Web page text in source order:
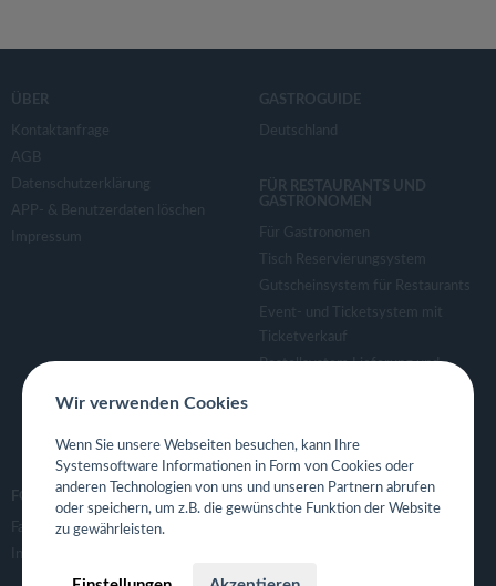
ÜBER
Kontaktanfrage
AGB
Datenschutzerklärung
APP- & Benutzerdaten löschen
Impressum
GASTROGUIDE
Deutschland
FÜR RESTAURANTS UND
GASTRONOMEN
Für Gastronomen
Tisch Reservierungsystem
Gutscheinsystem für Restaurants
Event- und Ticketsystem mit
Ticketverkauf
Bestellsystem Lieferung und
Eigene App für Restaurant
FOLGE UNS
Facebook
Instagram
Wir verwenden Cookies
Wenn Sie unsere Webseiten besuchen, kann Ihre
Systemsoftware Informationen in Form von Cookies oder
anderen Technologien von uns und unseren Partnern abrufen
oder speichern, um z.B. die gewünschte Funktion der Website
zu gewährleisten.